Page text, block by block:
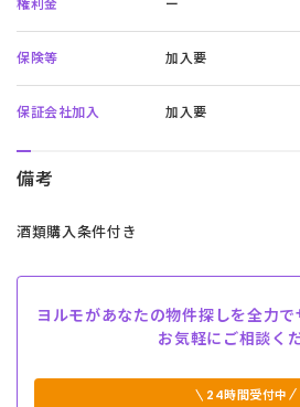
権利金 ー
保険等 加入要
保証会社加入 加入要
備考
酒類購入条件付き
ヨルモがあなたの物件探しを全力で
お気軽にご相談く
24時間受付中